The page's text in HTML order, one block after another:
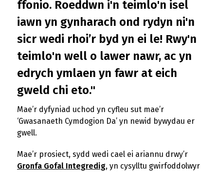
ffonio. Roeddwn i'n teimlo'n isel
iawn yn gynharach ond rydyn ni'n
sicr wedi rhoi’r byd yn ei le! Rwy'n
teimlo'n well o lawer nawr, ac yn
edrych ymlaen yn fawr at eich
gweld chi eto."
Mae’r dyfyniad uchod yn cyfleu sut mae’r
‘Gwasanaeth Cymdogion Da’ yn newid bywydau er
gwell.
Mae’r prosiect, sydd wedi cael ei ariannu drwy’r
Gronfa Gofal Integredig, yn cysylltu gwirfoddolwyr